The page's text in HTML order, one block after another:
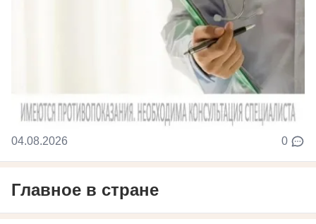
04.08.2026 0
Главное в стране